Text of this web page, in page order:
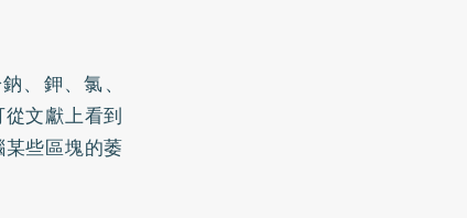
、鉀、氯、
文獻上看到
些區塊的萎